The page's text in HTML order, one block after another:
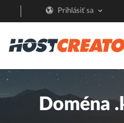
Prihlásiť sa
Doména